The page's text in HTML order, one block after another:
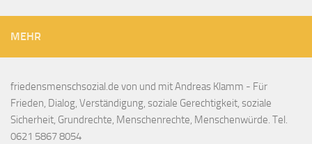
MEHR
friedensmenschsozial.de von und mit Andreas Klamm - Für
Frieden, Dialog, Verständigung, soziale Gerechtigkeit, soziale
Sicherheit, Grundrechte, Menschenrechte, Menschenwürde. Tel.
0621 5867 8054